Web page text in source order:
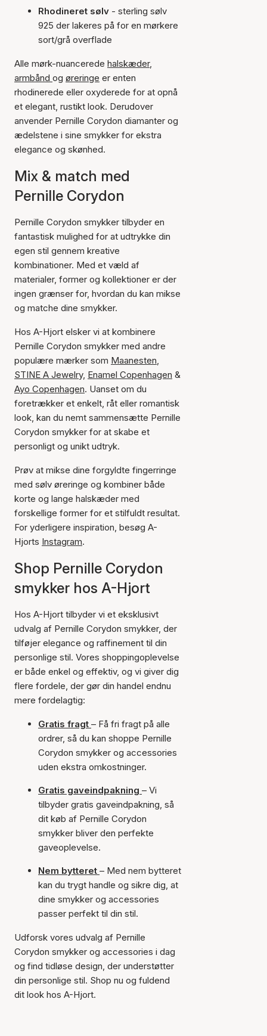
Rhodineret sølv - sterling sølv
925 der lakeres på for en mørkere
sort/grå overflade
Alle mørk-nuancerede halskæder,
armbånd og øreringe er enten
rhodinerede eller oxyderede for at opnå
et elegant, rustikt look. Derudover
anvender Pernille Corydon diamanter og
ædelstene i sine smykker for ekstra
elegance og skønhed.
Mix & match med
Pernille Corydon
Pernille Corydon smykker tilbyder en
fantastisk mulighed for at udtrykke din
egen stil gennem kreative
kombinationer. Med et væld af
materialer, former og kollektioner er der
ingen grænser for, hvordan du kan mikse
og matche dine smykker.
Hos A-Hjort elsker vi at kombinere
Pernille Corydon smykker med andre
populære mærker som Maanesten,
STINE A Jewelry, Enamel Copenhagen &
Ayo Copenhagen. Uanset om du
foretrækker et enkelt, råt eller romantisk
look, kan du nemt sammensætte Pernille
Corydon smykker for at skabe et
personligt og unikt udtryk.
Prøv at mikse dine forgyldte fingerringe
med sølv øreringe og kombiner både
korte og lange halskæder med
forskellige former for et stilfuldt resultat.
For yderligere inspiration, besøg A-
Hjorts Instagram.
Shop Pernille Corydon
smykker hos A-Hjort
Hos A-Hjort tilbyder vi et eksklusivt
udvalg af Pernille Corydon smykker, der
tilføjer elegance og raffinement til din
personlige stil. Vores shoppingoplevelse
er både enkel og effektiv, og vi giver dig
flere fordele, der gør din handel endnu
mere fordelagtig:
Gratis fragt – Få fri fragt på alle
ordrer, så du kan shoppe Pernille
Corydon smykker og accessories
uden ekstra omkostninger.
Gratis gaveindpakning – Vi
tilbyder gratis gaveindpakning, så
dit køb af Pernille Corydon
smykker bliver den perfekte
gaveoplevelse.
Nem bytteret – Med nem bytteret
kan du trygt handle og sikre dig, at
dine smykker og accessories
passer perfekt til din stil.
Udforsk vores udvalg af Pernille
Corydon smykker og accessories i dag
og find tidløse design, der understøtter
din personlige stil. Shop nu og fuldend
dit look hos A-Hjort.